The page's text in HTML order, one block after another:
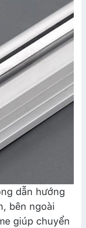
dẫn hướng
bên ngoài
giúp chuyển